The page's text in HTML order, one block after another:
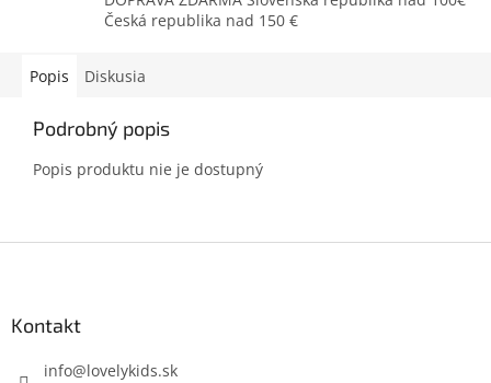
Česká republika nad 150 €
Popis Diskusia
Podrobný popis
Popis produktu nie je dostupný
Kontakt
info@lovelykids.sk